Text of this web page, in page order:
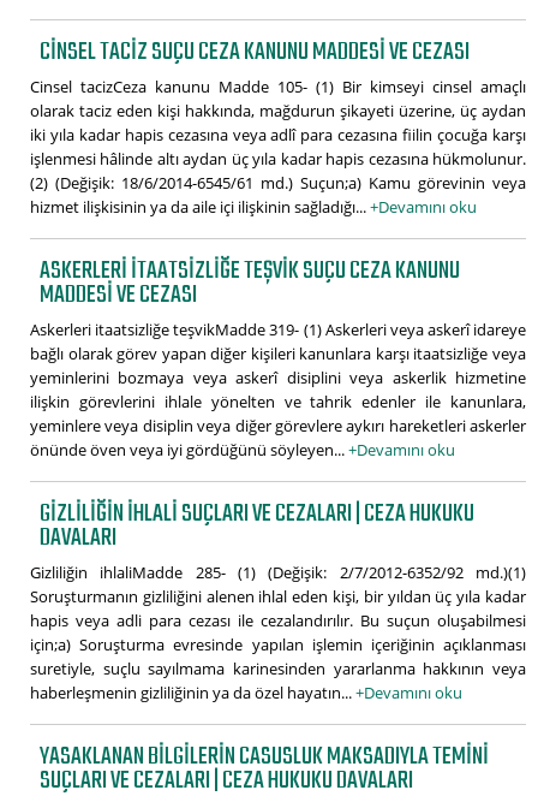
CINSEL TACIZ SUÇU CEZA KANUNU MADDESI VE CEZASI
Cinsel tacizCeza kanunu Madde 105- (1) Bir kimseyi cinsel amaçlı
olarak taciz eden kişi hakkında, mağdurun şikayeti üzerine, üç aydan
iki yıla kadar hapis cezasına veya adlî para cezasına fiilin çocuğa karşı
işlenmesi hâlinde altı aydan üç yıla kadar hapis cezasına hükmolunur.
(2) (Değişik: 18/6/2014-6545/61 md.) Suçun;a) Kamu görevinin veya
hizmet ilişkisinin ya da aile içi ilişkinin sağladığı...+Devamını oku
ASKERLERI ITAATSIZLIĞE TEŞVIK SUÇU CEZA KANUNU
MADDESI VE CEZASI
Askerleri itaatsizliğe teşvikMadde 319- (1) Askerleri veya askerî idareye
bağlı olarak görev yapan diğer kişileri kanunlara karşı itaatsizliğe veya
yeminlerini bozmaya veya askerî disiplini veya askerlik hizmetine
ilişkin görevlerini ihlale yönelten ve tahrik edenler ile kanunlara,
yeminlere veya disiplin veya diğer görevlere aykırı hareketleri askerler
önünde öven veya iyi gördüğünü söyleyen...+Devamını oku
GIZLILIĞIN IHLALI SUÇLARI VE CEZALARI | CEZA HUKUKU
DAVALARI
Gizliliğin ihlaliMadde 285- (1) (Değişik: 2/7/2012-6352/92 md.)(1)
Soruşturmanın gizliliğini alenen ihlal eden kişi, bir yıldan üç yıla kadar
hapis veya adli para cezası ile cezalandırılır. Bu suçun oluşabilmesi
için;a) Soruşturma evresinde yapılan işlemin içeriğinin açıklanması
suretiyle, suçlu sayılmama karinesinden yararlanma hakkının veya
haberleşmenin gizliliğinin ya da özel hayatın...+Devamını oku
YASAKLANAN BILGILERIN CASUSLUK MAKSADIYLA TEMINI
SUÇLARI VE CEZALARI | CEZA HUKUKU DAVALARI